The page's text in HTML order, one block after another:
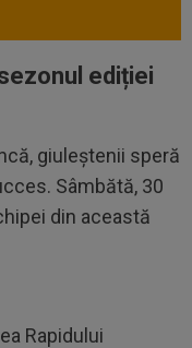
ediției
giuleștenii speră
Sâmbătă, 30
din această
Rapidului